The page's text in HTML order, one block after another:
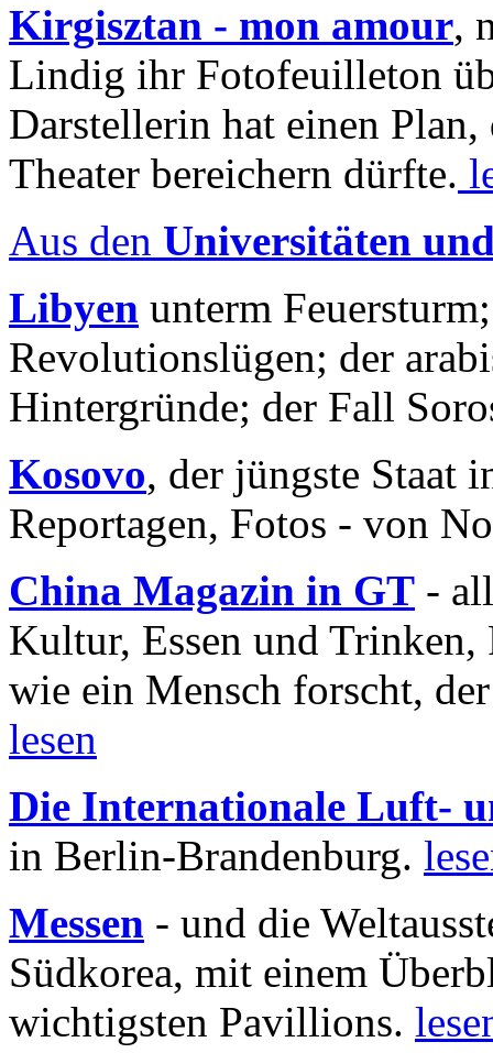
Kirgisztan - mon amour,
Lindig ihr Fotofeuilleton
Darstellerin hat einen Plan,
Theater bereichern dürfte.
Aus den Universitäten
Libyen unterm
Revolutionslügen; der
Hintergründe; der Fall
Kosovo, der jüngste Staat
Reportagen, Fotos - von
China Magazin in GT -
Kultur, Essen und
wie ein Mensch forscht,
lesen
Die Internationale Luft-
in Berlin-Brandenburg.
Messen - und die
Südkorea, mit einem
wichtigsten Pavillions.